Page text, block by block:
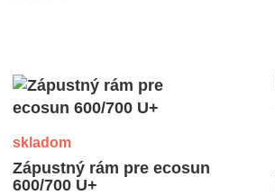
skladom
Zápustný rám pre ecosun
600/700 U+